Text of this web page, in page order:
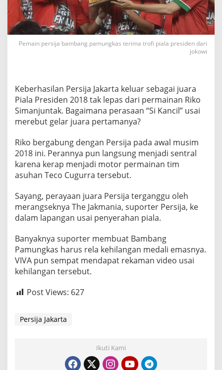
d
a
l
a
P
i
a
l
r
e
s
i
e
n
Pemain persija bambang pamungkas terima trofi piala presiden dari
jokowi
Keberhasilan Persija Jakarta keluar sebagai juara
Piala Presiden 2018 tak lepas dari permainan Riko
Simanjuntak. Bagaimana perasaan “Si Kancil” usai
merebut gelar juara pertamanya?
Riko bergabung dengan Persija pada awal musim
2018 ini. Perannya pun langsung menjadi sentral
karena kerap menjadi motor permainan tim
asuhan Teco Cugurra tersebut.
Sayang, perayaan juara Persija terganggu oleh
merangseknya The Jakmania, suporter Persija, ke
dalam lapangan usai penyerahan piala.
Banyaknya suporter membuat Bambang
Pamungkas harus rela kehilangan medali emasnya.
VIVA pun sempat mendapat rekaman video usai
kehilangan tersebut.
Post Views: 627
Persija Jakarta
Ikuti Kami